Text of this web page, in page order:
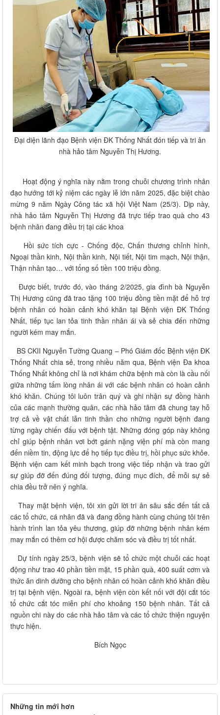
Đại diện lãnh đạo Bệnh viện ĐK Thống Nhất đón tiếp và tri ân
nhà hảo tâm Nguyễn Thị Hương.
Hoạt động ý nghĩa này nằm trong chuỗi chương trình nhân
đạo hướng tới kỷ niệm các ngày lễ lớn năm 2025, đặc biệt chào
mừng 9 năm Ngày Công tác xã hội Việt Nam (25/3). Dịp này,
nhà hảo tâm Nguyễn Thị Hương đã trực tiếp trao quà cho 43
bệnh nhân đang điều trị tại các khoa
Hồi sức tích cực - Chống độc, Chấn thương chỉnh hình,
Ngoại thần kinh, Nội thần kinh, Nội tiết, Nội tim mạch, Nội thận,
Thận nhân tạo… với tổng số tiền 100 triệu đồng.
Được biết, trước đó, vào tháng 2/2025, gia đình bà Nguyễn
Thị Hương cũng đã trao tặng 100 triệu đồng tiền mặt để hỗ trợ
bệnh nhân có hoàn cảnh khó khăn tại Bệnh viện ĐK Thống
Nhất, tiếp tục lan tỏa tinh thần nhân ái và sẻ chia đến những
người kém may mắn.
BS CKII Nguyễn Tường Quang – Phó Giám đốc Bệnh viện ĐK
Thống Nhất chia sẻ, trong nhiều năm qua, Bệnh viện Đa khoa
Thống Nhất không chỉ là nơi khám chữa bệnh mà còn là cầu nối
giữa những tấm lòng nhân ái với các bệnh nhân có hoàn cảnh
khó khăn. Chúng tôi luôn trân quý và ghi nhận sự đồng hành
của các mạnh thường quân, các nhà hảo tâm đã chung tay hỗ
trợ cả về vật chất lẫn tinh thần cho những người bệnh đang
từng ngày chiến đấu với bệnh tật. Những đóng góp này không
chỉ giúp bệnh nhân vơi bớt gánh nặng viện phí mà còn mang
đến niềm tin, động lực để họ tiếp tục điều trị, hồi phục sức khỏe.
Bệnh viện cam kết minh bạch trong việc tiếp nhận và trao gửi
sự giúp đỡ đến đúng đối tượng, đúng mục đích, để mỗi sự sẻ
chia đều trở nên ý nghĩa.
Thay mặt bệnh viện, tôi xin gửi lời tri ân sâu sắc đến tất cả
các tổ chức, cá nhân đã và đang đồng hành cùng chúng tôi trên
hành trình lan tỏa yêu thương, giúp đỡ những bệnh nhân kém
may mắn có thêm cơ hội được chăm sóc và điều trị tốt nhất.
Dự tính ngày 25/3, bệnh viện sẽ tổ chức một chuỗi các hoạt
động như trao 40 phần tiền mặt, 15 phần quà, 400 suất cơm và
thức ăn dinh dưỡng cho bệnh nhân có hoàn cảnh khó khăn điều
trị tại bệnh viện. Ngoài ra, bệnh viện còn kết nối với đội cắt tóc
tổ chức cắt tóc miễn phí cho khoảng 150 bệnh nhân. Tất cả
nguồn chi này do các nhà hảo tâm và các tổ chức thiện nguyện
thực hiện.
Bích Ngọc
Những tin mới hơn